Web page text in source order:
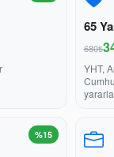
65
680₺
YHT,
%15